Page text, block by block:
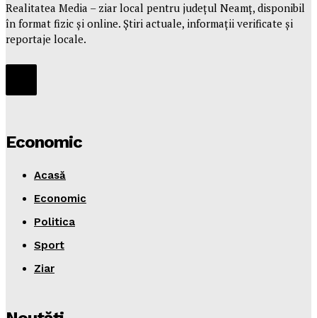
Realitatea Media – ziar local pentru județul Neamț, disponibil
în format fizic și online. Știri actuale, informații verificate și
reportaje locale.
Economic
Acasă
Economic
Politica
Sport
Ziar